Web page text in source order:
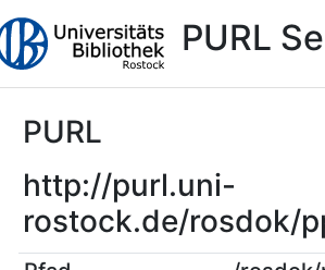
PURL
PURL
http://purl.uni-
rostock.de/rosdok/